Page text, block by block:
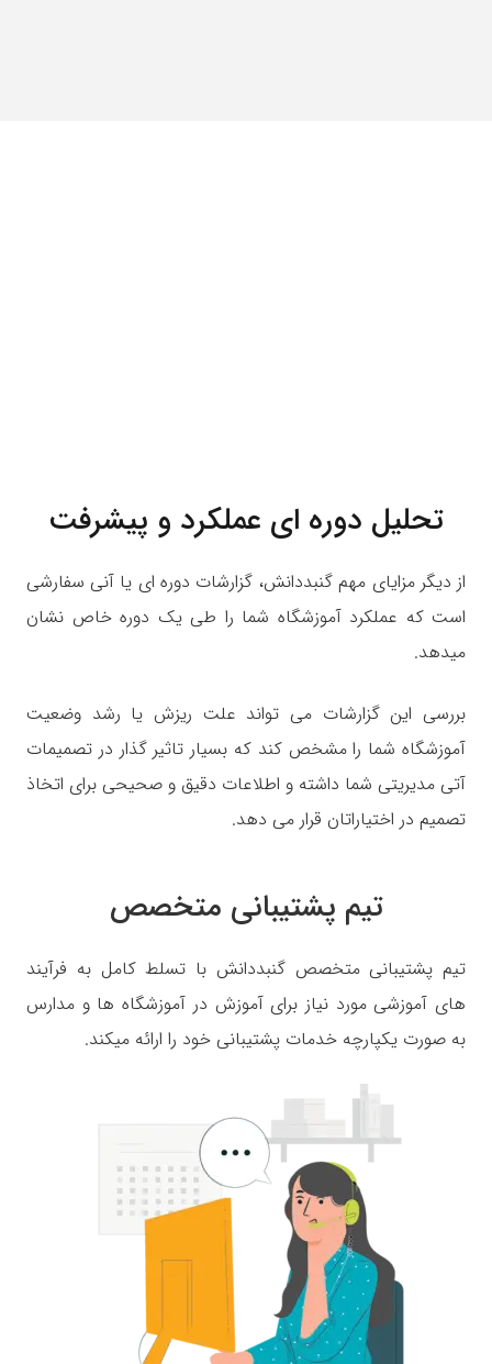
تحلیل دوره ای عملکرد و پیشرفت
از دیگر مزایای مهم گنبددانش، گزارشات دوره ای یا آنی سفارشی
است که عملکرد آموزشگاه شما را طی یک دوره خاص نشان
میدهد.
بررسی این گزارشات می تواند علت ریزش یا رشد وضعیت
آموزشگاه شما را مشخص کند که بسیار تاثیر گذار در تصمیمات
آتی مدیریتی شما داشته و اطلاعات دقیق و صحیحی برای اتخاذ
تصمیم در اختیاراتان قرار می دهد.
تیم پشتیبانی متخصص
تیم پشتیبانی متخصص گنبددانش با تسلط کامل به فرآیند
های آموزشی مورد نیاز برای آموزش در آموزشگاه ها و مدارس
به صورت یکپارچه خدمات پشتیبانی خود را ارائه میکند.